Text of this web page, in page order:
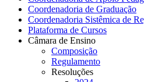
Coordenadoria de Graduação
Coordenadoria Sistêmica de
Plataforma de Cursos
Câmara de Ensino
Composição
Regulamento
Resoluções